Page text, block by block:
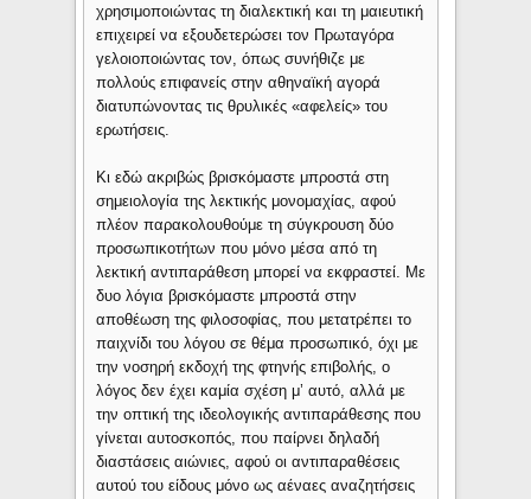
χρησιμοποιώντας τη διαλεκτική και τη μαιευτική
επιχειρεί να εξουδετερώσει τον Πρωταγόρα
γελοιοποιώντας τον, όπως συνήθιζε με
πολλούς επιφανείς στην αθηναϊκή αγορά
διατυπώνοντας τις θρυλικές «αφελείς» του
ερωτήσεις.
Κι εδώ ακριβώς βρισκόμαστε μπροστά στη
σημειολογία της λεκτικής μονομαχίας, αφού
πλέον παρακολουθούμε τη σύγκρουση δύο
προσωπικοτήτων που μόνο μέσα από τη
λεκτική αντιπαράθεση μπορεί να εκφραστεί. Με
δυο λόγια βρισκόμαστε μπροστά στην
αποθέωση της φιλοσοφίας, που μετατρέπει το
παιχνίδι του λόγου σε θέμα προσωπικό, όχι με
την νοσηρή εκδοχή της φτηνής επιβολής, ο
λόγος δεν έχει καμία σχέση μ’ αυτό, αλλά με
την οπτική της ιδεολογικής αντιπαράθεσης που
γίνεται αυτοσκοπός, που παίρνει δηλαδή
διαστάσεις αιώνιες, αφού οι αντιπαραθέσεις
αυτού του είδους μόνο ως αέναες αναζητήσεις